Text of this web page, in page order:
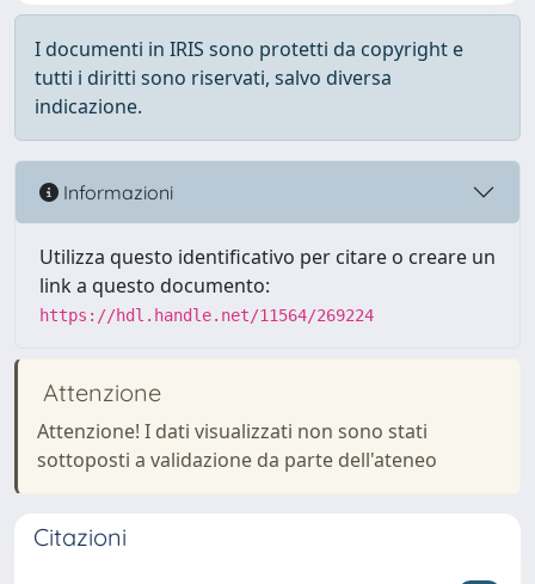
I documenti in IRIS sono protetti da copyright e
tutti i diritti sono riservati, salvo diversa
indicazione.
Informazioni
Utilizza questo identificativo per citare o creare un
link a questo documento:
https://hdl.handle.net/11564/269224
Attenzione
Attenzione! I dati visualizzati non sono stati
sottoposti a validazione da parte dell'ateneo
Citazioni